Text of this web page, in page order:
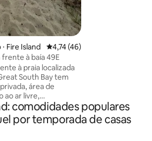
Fire Island 4,74 de uma avaliação média
4,74 (46)
frente à baía 49E
à praia localizada
South Bay tem
área de
ao ar livre,
de barcos. A
balsa e facilmente
e tudo o que
de estimação.
galinhas
propriedade. 2
comodidades populares
por temporada de casas